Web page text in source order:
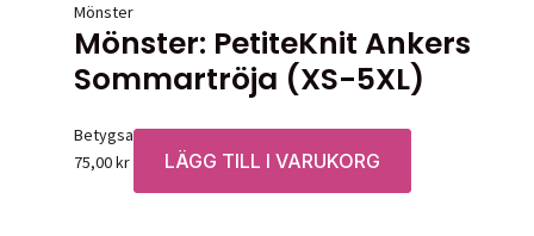
Mönster
Mönster: PetiteKnit Ankers
Sommartröja (XS-5XL)
Betygsatt0av 5
75,00kr LÄGG TILL I VARUKORG